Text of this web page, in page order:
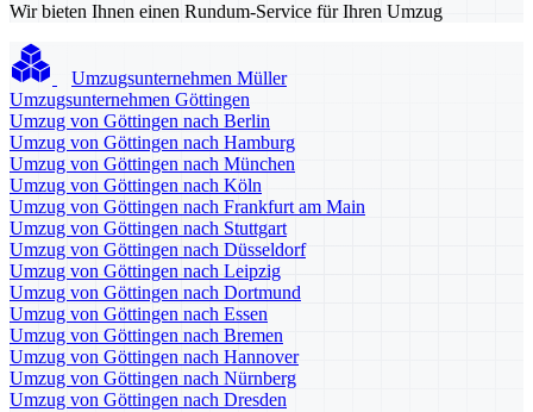
Wir bieten Ihnen einen Rundum-Service für Ihren Umzug
Umzugsunternehmen Müller
Umzugsunternehmen Göttingen
Umzug von Göttingen nach Berlin
Umzug von Göttingen nach Hamburg
Umzug von Göttingen nach München
Umzug von Göttingen nach Köln
Umzug von Göttingen nach Frankfurt am Main
Umzug von Göttingen nach Stuttgart
Umzug von Göttingen nach Düsseldorf
Umzug von Göttingen nach Leipzig
Umzug von Göttingen nach Dortmund
Umzug von Göttingen nach Essen
Umzug von Göttingen nach Bremen
Umzug von Göttingen nach Hannover
Umzug von Göttingen nach Nürnberg
Umzug von Göttingen nach Dresden